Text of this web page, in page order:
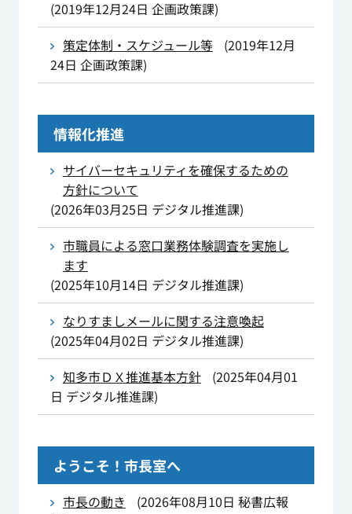
(2019年12月24日 企画政策課)
策定体制・スケジュール等
(2019年12月
24日 企画政策課)
情報化推進
サイバーセキュリティを確保するための
方針について
(2026年03月25日 デジタル推進課)
市職員による窓口業務体験調査を実施し
ます
(2025年10月14日 デジタル推進課)
なりすましメールに関する注意喚起
(2025年04月02日 デジタル推進課)
知多市ＤＸ推進基本方針
(2025年04月01
日 デジタル推進課)
ようこそ！市長室へ
市長の動き (2026年08月10日 秘書広報